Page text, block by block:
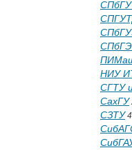
НИУ
СГТУ
СахГУ
СЗТУ